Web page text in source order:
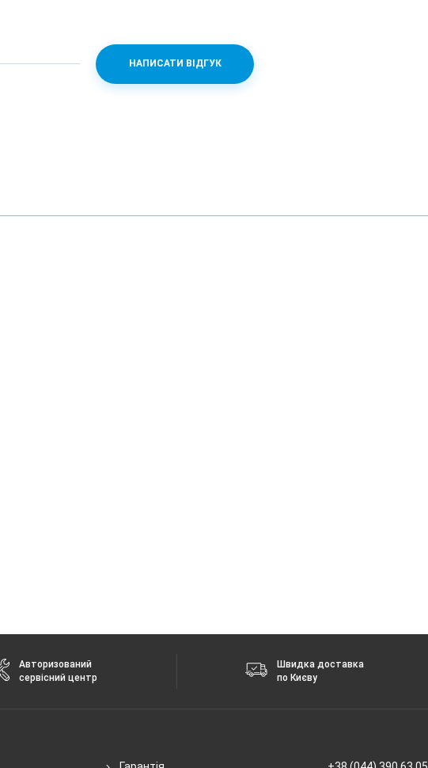
НАПИСАТИ ВІДГУК
Авторизований
сервісний центр
Швидка доставка
по Києву